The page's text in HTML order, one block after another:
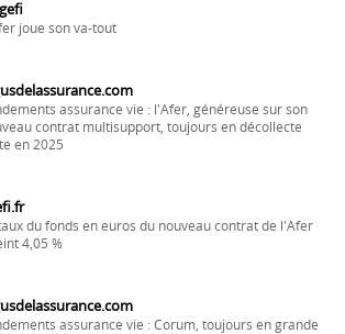
joue son va-tout
assurance vie : l'Afer, généreuse sur son
contrat multisupport, toujours en décollecte
en 2025
du fonds en euros du nouveau contrat de l'Afer
4,05 %
assurance vie : Corum, toujours en grande